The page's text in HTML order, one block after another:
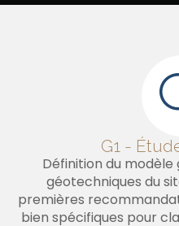
G1 -
Définition du modèle
géotechniques du
premières
bien spécifiques pour